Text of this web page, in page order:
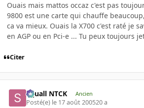
Ouais mais mattos occaz c'est pas
9800 est une carte qui chauffe
ca va mieux. Ouais la X700 c'est raté je
en AGP ou en Pci-e ... Tu peux toujours
Citer
Squall NTCK Ancien
Posté(e) le 17 août 200520 a